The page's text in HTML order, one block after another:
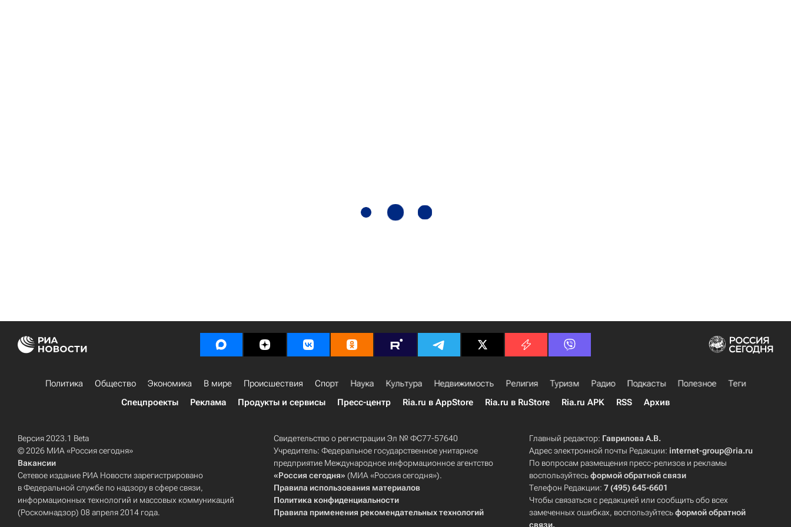
Политика Общество Экономика В мире Происшествия Спорт Наука Культура Недвижимость Религия Туризм Радио Подкасты Полезное
Теги
Спецпроекты
Реклама Продукты и сервисы Пресс-центр Ria.ru в AppStore Ria.ru в RuStore Ria.ru APK RSS Архив
Версия 2023.1 Beta
© 2026 МИА «Россия сегодня»
Вакансии
Сетевое издание РИА Новости зарегистрировано
в Федеральной службе по надзору в сфере связи,
информационных технологий и массовых коммуникаций
(Роскомнадзор) 08 апреля 2014 года.
Свидетельство о регистрации Эл № ФС77-57640
Учредитель: Федеральное государственное унитарное
предприятие Международное информационное агентство
«Россия сегодня» (МИА «Россия сегодня»).
Правила использования материалов
Политика конфиденциальности
Правила применения рекомендательных технологий
Главный редактор: Гаврилова А.В.
Адрес электронной почты Редакции:internet-group@ria.ru
По вопросам размещения пресс-релизов и рекламы
воспользуйтесьформой обратной связи
Телефон Редакции:7 (495) 645-6601
Чтобы связаться с редакцией или сообщить обо всех
замеченных ошибках, воспользуйтесьформой обратной
связи.